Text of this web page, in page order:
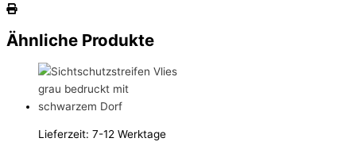
Ähnliche Produkte
Lieferzeit: 7-12 Werktage